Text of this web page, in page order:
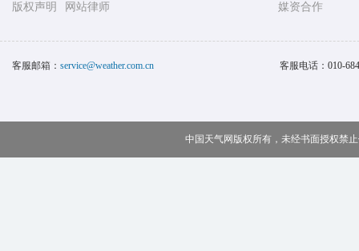
版权声明
网站律师
媒资合作
客服邮箱： service@weather.com.cn 客服电话： 010-
中国天气网版权所有，未经书面授权